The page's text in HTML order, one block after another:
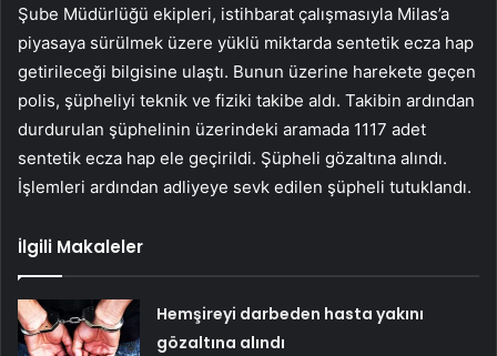
Şube Müdürlüğü ekipleri, istihbarat çalışmasıyla Milas’a
piyasaya sürülmek üzere yüklü miktarda sentetik ecza hap
getirileceği bilgisine ulaştı. Bunun üzerine harekete geçen
polis, şüpheliyi teknik ve fiziki takibe aldı. Takibin ardından
durdurulan şüphelinin üzerindeki aramada 1117 adet
sentetik ecza hap ele geçirildi. Şüpheli gözaltına alındı.
İşlemleri ardından adliyeye sevk edilen şüpheli tutuklandı.
İlgili Makaleler
Hemşireyi darbeden hasta yakını
gözaltına alındı